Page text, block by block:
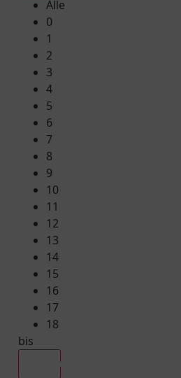
Alle
0
1
2
3
4
5
6
7
8
9
10
11
12
13
14
15
16
17
18
bis